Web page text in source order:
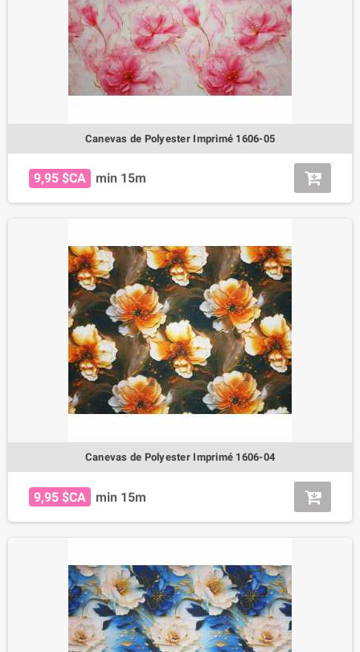
Canevas de Polyester Imprimé 1606-05
9,95 $CA min 15m
Canevas de Polyester Imprimé 1606-04
9,95 $CA min 15m